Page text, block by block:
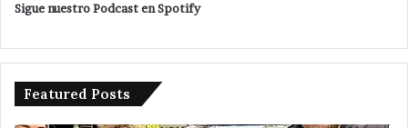
Sigue nuestro Podcast en Spotify
Featured Posts